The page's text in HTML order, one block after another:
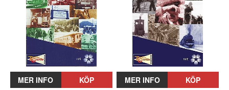
MER INFO KÖP MER INFO KÖP